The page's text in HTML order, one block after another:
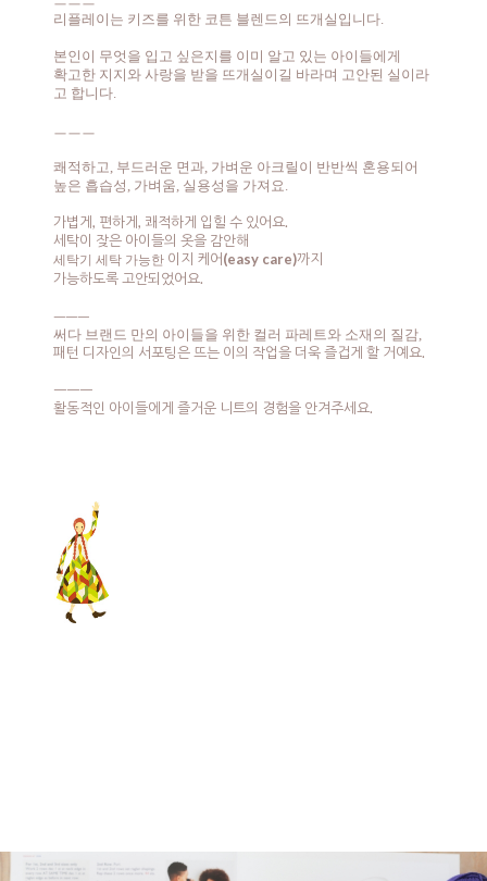
리플레이는 키즈를 위한 코튼 블렌드의 뜨개실입니다.
본인이 무엇을 입고 싶은지를 이미 알고 있는 아이들에게
확고한 지지와 사랑을 받을 뜨개실이길 바라며 고안된 실이라
고 합니다.
ㅡㅡㅡ
쾌적하고, 부드러운 면과, 가벼운 아크릴이 반반씩 혼용되어
높은 흡습성, 가벼움, 실용성을 가져요.
가볍게, 편하게, 쾌적하게 입힐 수 있어요.
세탁이 잦은 아이들의 옷을 감안해
세탁기 세탁 가능한 이지 케어(easy care)까지
가능하도록 고안되었어요.
ㅡㅡㅡ
써다 브랜드 만의 아이들을 위한 컬러 파레트와 소재의 질감,
패턴 디자인의 서포팅은 뜨는 이의 작업을 더욱 즐겁게 할 거예요.
ㅡㅡㅡ
활동적인 아이들에게 즐거운 니트의 경험을 안겨주세요.